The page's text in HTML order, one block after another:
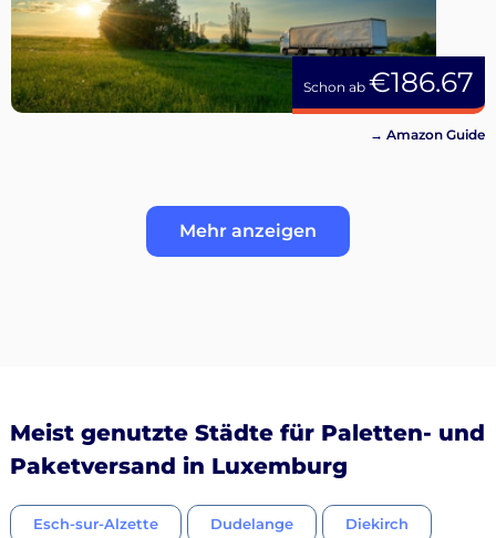
Schon ab €186.67
→ Amazon Guide
Mehr anzeigen
Meist genutzte Städte für Paletten- und
Paketversand in Luxemburg
Esch-sur-Alzette Dudelange Diekirch